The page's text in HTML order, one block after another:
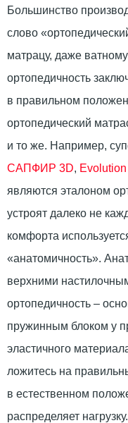
Большинство
слово
матрацу, даже
ортопедичность
в правильном
ортопедический
и то же. Например,
САПФИР 3D,
являются эталоном
устроят далеко не
комфорта
«анатомичность».
верхними
ортопедичность –
пружинным блоком у
эластичного
ложитесь на
в естественном
распределяет